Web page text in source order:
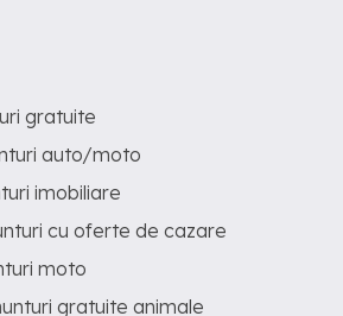
gratuite
auto/moto
imobiliare
cu oferte de cazare
moto
gratuite animale